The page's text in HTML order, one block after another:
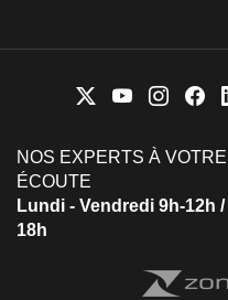
NOS EXPERTS À VOTRE
ÉCOUTE
Lundi - Vendredi 9h-12h /
18h